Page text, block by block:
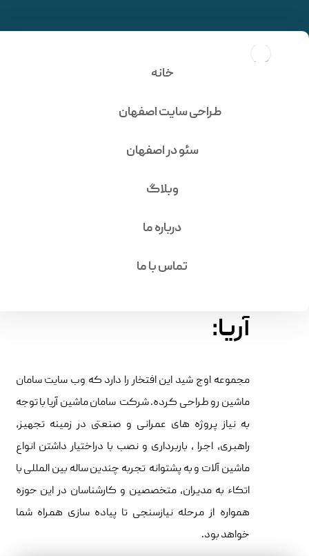
خانه
طراحی سایت اصفهان
سئو در اصفهان
وبلاگ
درباره ما
تماس با ما
ماشین
طراحی وب سایت
آریا:
مجموعه اوج شید این افتخار را دارد که وب سایت سامان
ماشین رو طراحی کرده. شرکت سامان ماشین آریا با توجه
به نیاز پروژه های عمرانی و صنعتی در زمینه تجهیز،
راهبری، اجرا ، باربرداری و نصب با دراختیار داشتن انواع
ماشین آلات و به پشتوانه تجربه چندین ساله بین المللی با
اتکاء به مدیران، متخصصین و کارشناسان در این حوزه
همواره از مرحله نیازسنجی تا پیاده سازی همراه شما
خواهد بود.